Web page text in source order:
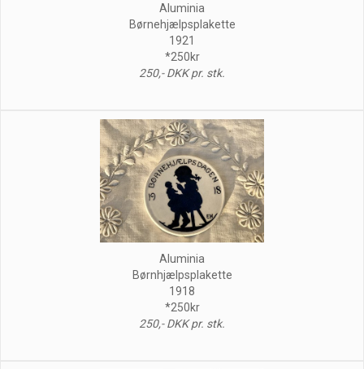
Aluminia
Børnehjælpsplakette
1921
*250kr
250,- DKK pr. stk.
Aluminia
Børnhjælpsplakette
1918
*250kr
250,- DKK pr. stk.